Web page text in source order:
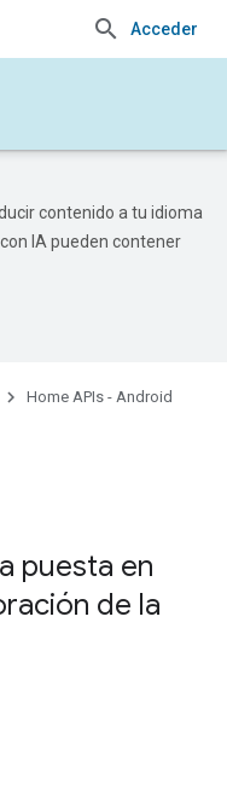
Acceder
contenido a tu idioma
IA pueden contener
Home APIs - Android
puesta en
de la